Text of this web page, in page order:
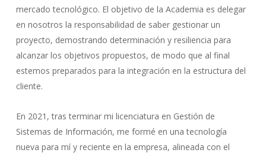
mercado tecnológico. El objetivo de la Academia es delegar
en nosotros la responsabilidad de saber gestionar un
proyecto, demostrando determinación y resiliencia para
alcanzar los objetivos propuestos, de modo que al final
estemos preparados para la integración en la estructura del
cliente.
En 2021, tras terminar mi licenciatura en Gestión de
Sistemas de Información, me formé en una tecnología
nueva para mí y reciente en la empresa, alineada con el